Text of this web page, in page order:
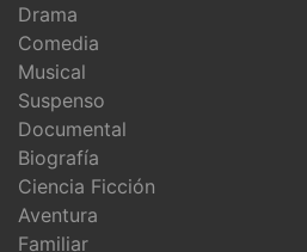
Drama
Comedia
Musical
Suspenso
Documental
Biografía
Ciencia Ficción
Aventura
Familiar